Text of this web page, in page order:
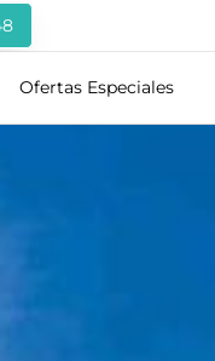
Ofertas Especiales